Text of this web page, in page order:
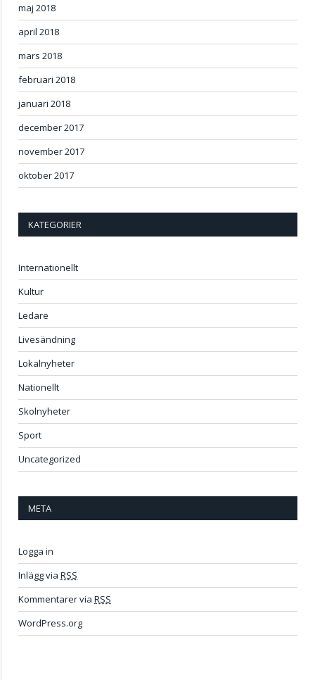
maj 2018
april 2018
mars 2018
februari 2018
januari 2018
december 2017
november 2017
oktober 2017
KATEGORIER
Internationellt
Kultur
Ledare
Livesändning
Lokalnyheter
Nationellt
Skolnyheter
Sport
Uncategorized
META
Logga in
Inlägg via RSS
Kommentarer via RSS
WordPress.org